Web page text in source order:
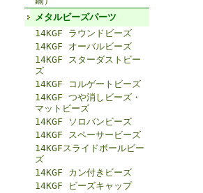
メタルビーズパーツ
14KGF ラウンドビーズ
14KGF オーバルビーズ
14KGF スターダストビー
ズ
14KGF コルゲートビーズ
14KGF つや消しビーズ・
マットビーズ
14KGF ソロバンビーズ
14KGF スペーサービーズ
14KGFスライドボールビー
ズ
14KGF カン付きビーズ
14KGF ビーズキャップ